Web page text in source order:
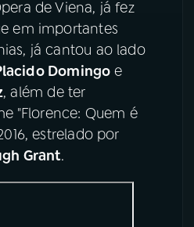
de Viena, já fez
em importantes
já cantou ao lado
Domingo e
, além de ter
"Florence: Quem é
estrelado por
Grant.